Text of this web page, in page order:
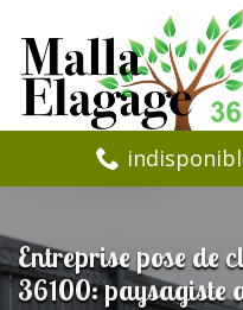
Entreprise pose de
36100: paysagiste